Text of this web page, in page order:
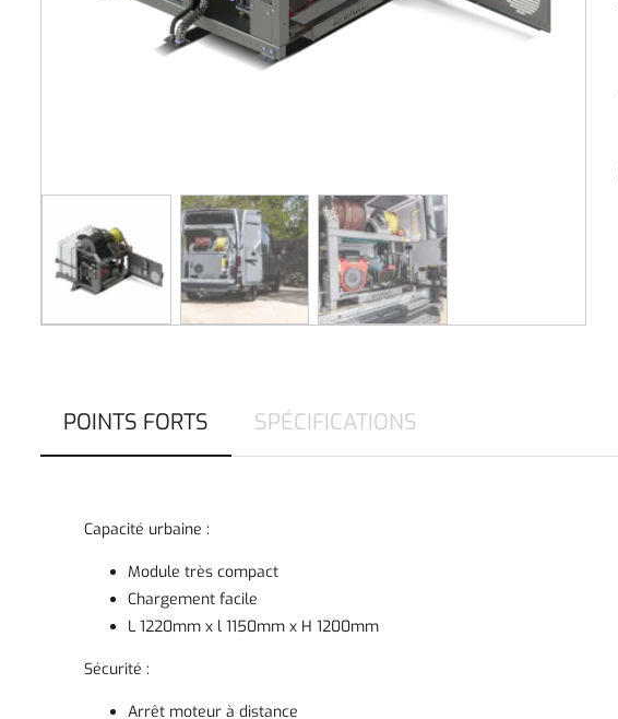
POINTS FORTS SPÉCIFICATIONS
Capacité urbaine :
Module très compact
Chargement facile
L 1220mm x l 1150mm x H 1200mm
Sécurité :
Arrêt moteur à distance